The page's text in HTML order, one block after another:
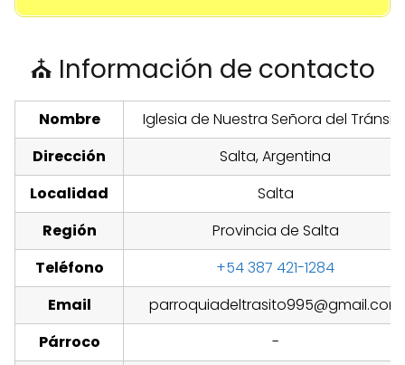
⛪ Información de contacto
Nombre
Iglesia de Nuestra Señora del
Dirección
Salta, Argentina
Localidad
Salta
Región
Provincia de Salta
Teléfono
+54 387 421-1284
Email
parroquiadeltrasito995@gmail.com
Párroco
-